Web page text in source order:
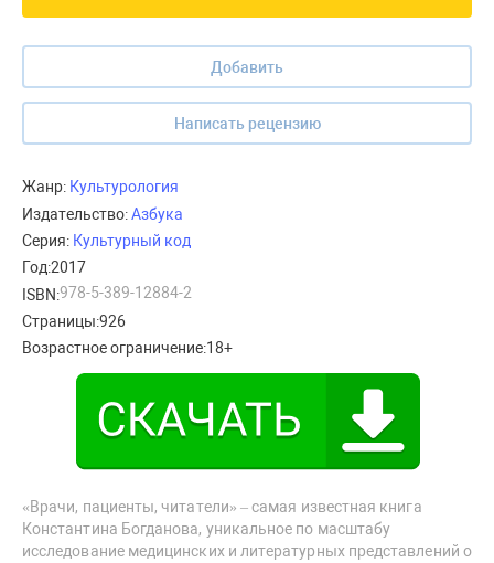
Добавить
Написать рецензию
Жанр: Культурология
Издательство:Азбука
Серия: Культурный код
Год:2017
ISBN:978-5-389-12884-2
Страницы:926
Возрастное ограничение:18+
«Врачи, пациенты, читатели» – самая известная книга
Константина Богданова, уникальное по масштабу
исследование медицинских и литературных представлений о